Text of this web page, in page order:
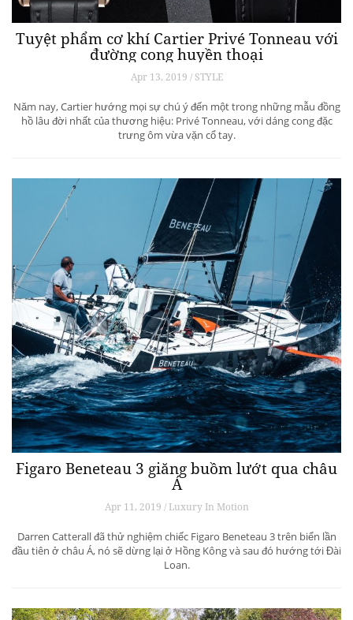
Tuyệt phẩm cơ khí Cartier Privé Tonneau với
đường cong huyền thoại
Apr 13, 2019 / STYLE
Năm nay, Cartier hướng mọi sự chú ý đến một trong những mẫu đồng
hồ lâu đời nhất của thương hiệu: Privé Tonneau, với dáng cong đặc
trưng ôm vừa vặn cổ tay.
Figaro Beneteau 3 giăng buồm lướt qua châu
Á
Apr 11, 2019 / Luxury In Motion
Darren Catterall đã thử nghiệm chiếc Figaro Beneteau 3 trên biển lần
đầu tiên ở châu Á, nó sẽ dừng lại ở Hồng Kông và sau đó hướng tới Đài
Loan.